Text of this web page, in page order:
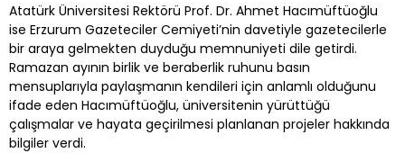
Atatürk Üniversitesi Rektörü Prof. Dr. Ahmet Hacımüftüoğlu
ise Erzurum Gazeteciler Cemiyeti’nin davetiyle gazetecilerle
bir araya gelmekten duyduğu memnuniyeti dile getirdi.
Ramazan ayının birlik ve beraberlik ruhunu basın
mensuplarıyla paylaşmanın kendileri için anlamlı olduğunu
ifade eden Hacımüftüoğlu, üniversitenin yürüttüğü
çalışmalar ve hayata geçirilmesi planlanan projeler hakkında
bilgiler verdi.